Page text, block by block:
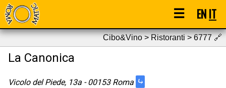
☰ ENIT
Cibo&Vino > Ristoranti > 6777🔗
La Canonica
Vicolo del Piede, 13a - 00153 Roma ⤷